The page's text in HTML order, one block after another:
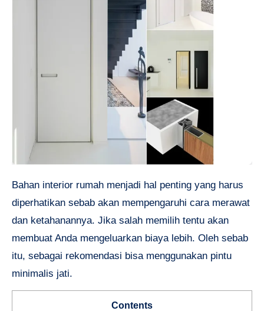
Bahan interior rumah menjadi hal penting yang harus
diperhatikan sebab akan mempengaruhi cara merawat
dan ketahanannya. Jika salah memilih tentu akan
membuat Anda mengeluarkan biaya lebih. Oleh sebab
itu, sebagai rekomendasi bisa menggunakan pintu
minimalis jati.
Contents